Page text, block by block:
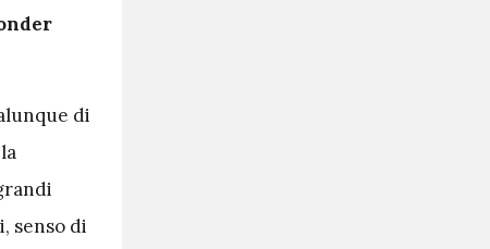
di
senso di